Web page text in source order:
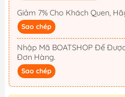
Giảm 7% Cho Khách Quen,
Sao chép
Nhập Mã BOATSHOP Để
Đơn Hàng.
Sao chép